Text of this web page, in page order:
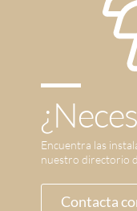
Encuentra las
nuestro directorio
Contacta